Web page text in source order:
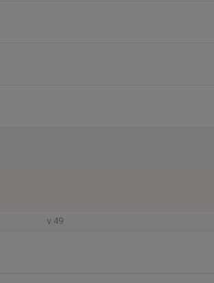
v.49